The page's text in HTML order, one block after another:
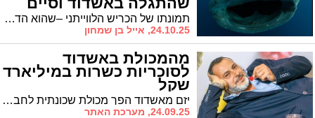
את חייו בעזה (וידאו) תמונתו של הכריש הלווייתני –שהוא הדג הגדול בעולם, יצור ימי נדיר ומרשים שהתגלה לראשונה כשהוא שוחה להנאתו מול חופי אשדוד – הציתה את הדימיון של מאות אלפי ישראלים. מאשדוד הוא המשיך ושחה באצילות במים הכחולים של הים התיכון, ובמשך ימים אחדים נראה גם מול אשקלון, בת ים ותל אביב וחזר לאשדוד וכולם עשו לו כבוד, ליוו אותו כשהוא עלה להגיד שלום. עד שהוא הגיע לעזה שם הוא ניצוד והפך למאכל.
24.10.25, אייל בן שמחון
מהמכולת באשדוד
לסוכריות כשרות במיליארד
שקל
יזם מאשדוד הפך מכולת שכונתית לחברה בינלאומית של תוספי תזונה בשווי מיליארד שקל. הסיפור המלא בפנים
24.09.25, מערכת האתר